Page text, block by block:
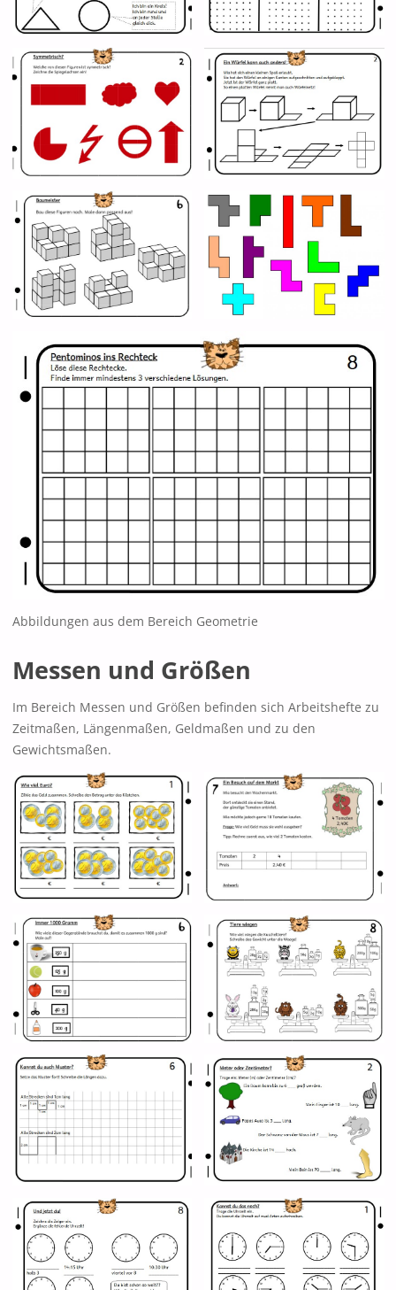
Abbildungen aus dem Bereich Geometrie
Messen und Größen
Im Bereich Messen und Größen befinden sich Arbeitshefte zu
Zeitmaßen, Längenmaßen, Geldmaßen und zu den
Gewichtsmaßen.